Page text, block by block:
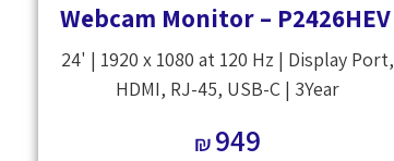
Webcam Monitor – P2426HEV
24' | 1920 x 1080 at 120 Hz | Display Port,
HDMI, RJ-45, USB-C | 3Year
₪949